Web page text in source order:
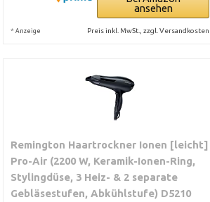
ansehen
* Anzeige Preis inkl. MwSt., zzgl. Versandkosten
Remington Haartrockner Ionen [leicht]
Pro-Air (2200 W, Keramik-Ionen-Ring,
Stylingdüse, 3 Heiz- & 2 separate
Gebläsestufen, Abkühlstufe) D5210